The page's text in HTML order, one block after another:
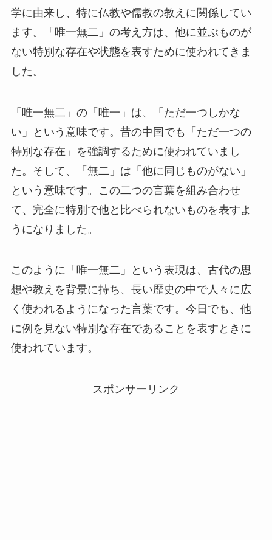
犬猿の仲(けんえんのなか)とは？意味を例文で
わかりやすく解説してみた
学に由来し、特に仏教や儒教の教えに関係してい
ます。「唯一無二」の考え方は、他に並ぶものが
ない特別な存在や状態を表すために使われてきま
した。
「唯一無二」の「唯一」は、「ただ一つしかな
い」という意味です。昔の中国でも「ただ一つの
特別な存在」を強調するために使われていまし
た。そして、「無二」は「他に同じものがない」
という意味です。この二つの言葉を組み合わせ
て、完全に特別で他と比べられないものを表すよ
うになりました。
このように「唯一無二」という表現は、古代の思
想や教えを背景に持ち、長い歴史の中で人々に広
く使われるようになった言葉です。今日でも、他
に例を見ない特別な存在であることを表すときに
使われています。
スポンサーリンク